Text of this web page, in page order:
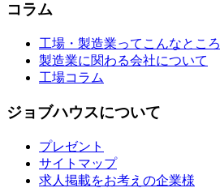
コラム
工場・製造業ってこんなところ
製造業に関わる会社について
工場コラム
ジョブハウスについて
プレゼント
サイトマップ
求人掲載をお考えの企業様